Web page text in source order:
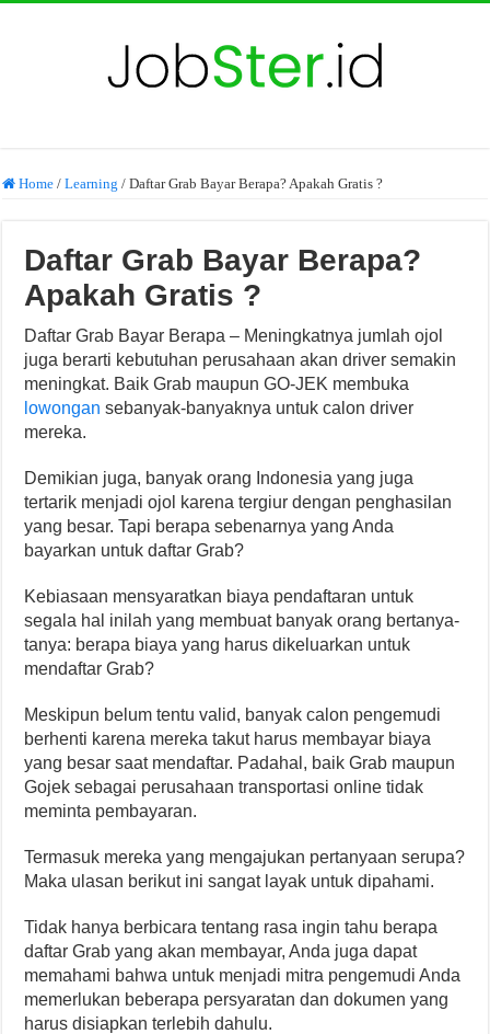
Home / Learning / Daftar Grab Bayar Berapa? Apakah Gratis ?
Daftar Grab Bayar Berapa?
Apakah Gratis ?
Daftar Grab Bayar Berapa – Meningkatnya jumlah ojol
juga berarti kebutuhan perusahaan akan driver semakin
meningkat. Baik Grab maupun GO-JEK membuka
lowongan sebanyak-banyaknya untuk calon driver
mereka.
Demikian juga, banyak orang Indonesia yang juga
tertarik menjadi ojol karena tergiur dengan penghasilan
yang besar. Tapi berapa sebenarnya yang Anda
bayarkan untuk daftar Grab?
Kebiasaan mensyaratkan biaya pendaftaran untuk
segala hal inilah yang membuat banyak orang bertanya-
tanya: berapa biaya yang harus dikeluarkan untuk
mendaftar Grab?
Meskipun belum tentu valid, banyak calon pengemudi
berhenti karena mereka takut harus membayar biaya
yang besar saat mendaftar. Padahal, baik Grab maupun
Gojek sebagai perusahaan transportasi online tidak
meminta pembayaran.
Termasuk mereka yang mengajukan pertanyaan serupa?
Maka ulasan berikut ini sangat layak untuk dipahami.
Tidak hanya berbicara tentang rasa ingin tahu berapa
daftar Grab yang akan membayar, Anda juga dapat
memahami bahwa untuk menjadi mitra pengemudi Anda
memerlukan beberapa persyaratan dan dokumen yang
harus disiapkan terlebih dahulu.